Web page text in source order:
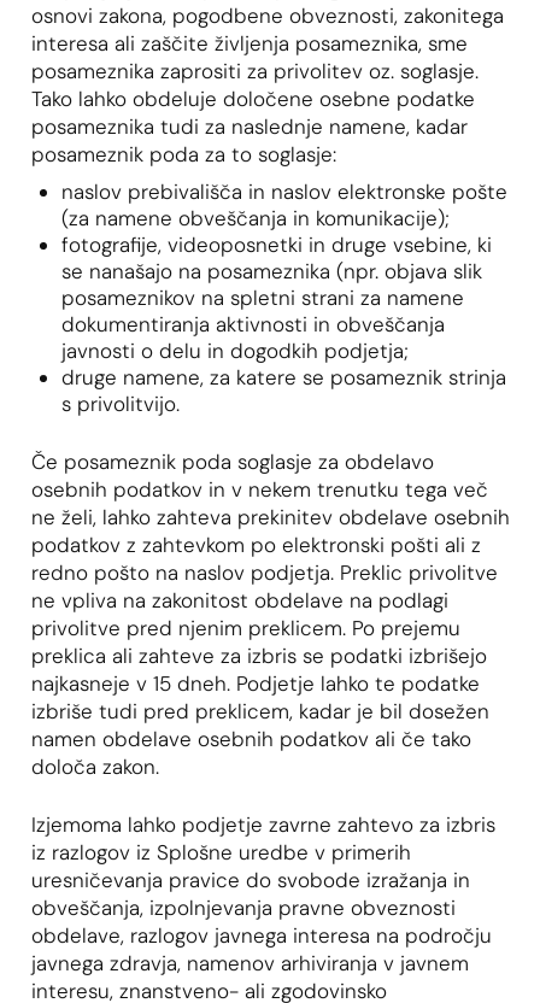
osnovi zakona, pogodbene obveznosti, zakonitega
interesa ali zaščite življenja posameznika, sme
posameznika zaprositi za privolitev oz. soglasje.
Tako lahko obdeluje določene osebne podatke
posameznika tudi za naslednje namene, kadar
posameznik poda za to soglasje:
naslov prebivališča in naslov elektronske pošte
(za namene obveščanja in komunikacije);
fotografije, videoposnetki in druge vsebine, ki
se nanašajo na posameznika (npr. objava slik
posameznikov na spletni strani za namene
dokumentiranja aktivnosti in obveščanja
javnosti o delu in dogodkih podjetja;
druge namene, za katere se posameznik strinja
s privolitvijo.
Če posameznik poda soglasje za obdelavo
osebnih podatkov in v nekem trenutku tega več
ne želi, lahko zahteva prekinitev obdelave osebnih
podatkov z zahtevkom po elektronski pošti ali z
redno pošto na naslov podjetja. Preklic privolitve
ne vpliva na zakonitost obdelave na podlagi
privolitve pred njenim preklicem. Po prejemu
preklica ali zahteve za izbris se podatki izbrišejo
najkasneje v 15 dneh. Podjetje lahko te podatke
izbriše tudi pred preklicem, kadar je bil dosežen
namen obdelave osebnih podatkov ali če tako
določa zakon.
Izjemoma lahko podjetje zavrne zahtevo za izbris
iz razlogov iz Splošne uredbe v primerih
uresničevanja pravice do svobode izražanja in
obveščanja, izpolnjevanja pravne obveznosti
obdelave, razlogov javnega interesa na področju
javnega zdravja, namenov arhiviranja v javnem
interesu, znanstveno- ali zgodovinsko